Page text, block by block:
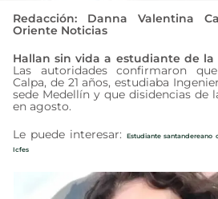
Redacción: Danna Valentina
Oriente Noticias
Hallan sin vida a estudiante de la
Las autoridades confirmaron
Calpa, de 21 años, estudiaba
sede Medellín y que disidencias de
en agosto.
Le puede interesar:
Estudiante santandereano
Icfes